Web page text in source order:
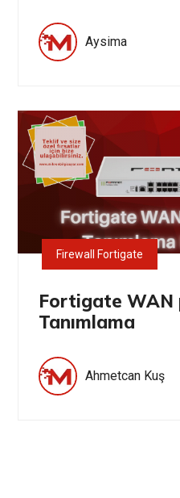
Aysima
Firewall Fortigate
Fortigate WAN
Tanımlama
Ahmetcan Kuş